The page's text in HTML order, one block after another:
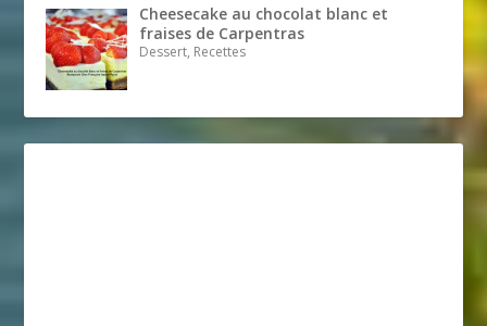
Cheesecake au chocolat blanc et
fraises de Carpentras
Dessert, Recettes